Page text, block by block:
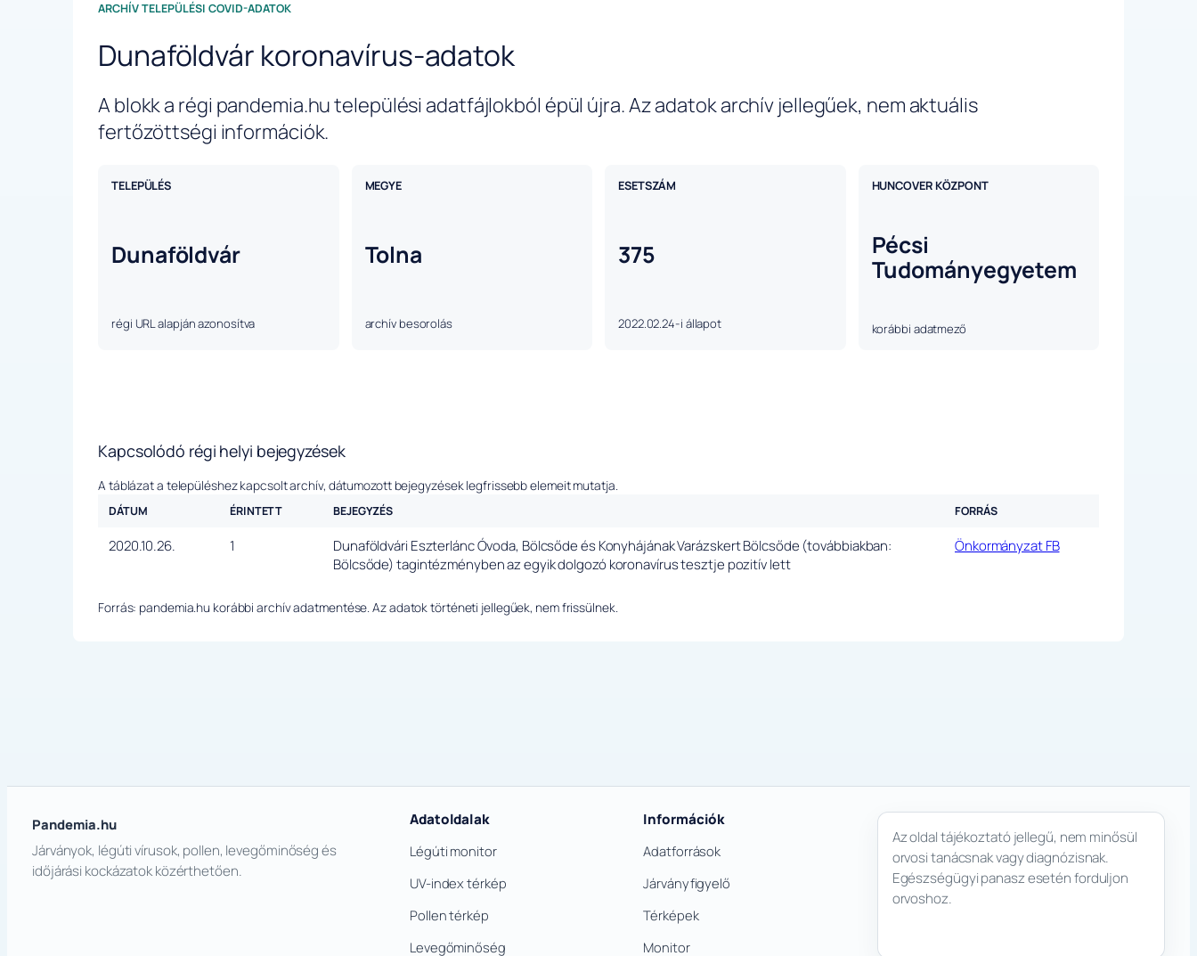
ARCHÍV TELEPÜLÉSI COVID-ADATOK
Dunaföldvár koronavírus-adatok
A blokk a régi pandemia.hu települési adatfájlokból épül újra. Az adatok archív jellegűek, nem aktuális
fertőzöttségi információk.
TELEPÜLÉS
Dunaföldvár
régi URL alapján azonosítva
MEGYE
Tolna
archív besorolás
ESETSZÁM
375
2022.02.24-i állapot
HUNCOVER KÖZPONT
Pécsi
Tudományegyetem
korábbi adatmező
Kapcsolódó régi helyi bejegyzések
A táblázat a településhez kapcsolt archív, dátumozott bejegyzések legfrissebb elemeit mutatja.
DÁTUM ÉRINTETT BEJEGYZÉS FORRÁS
2020.10.26. 1
Dunaföldvári Eszterlánc Óvoda, Bölcsőde és Konyhájának Varázskert Bölcsőde (továbbiakban:
Bölcsőde) tagintézményben az egyik dolgozó koronavírus tesztje pozitív lett
Önkormányzat FB
Forrás: pandemia.hu korábbi archív adatmentése. Az adatok történeti jellegűek, nem frissülnek.
Pandemia.hu
Járványok, légúti vírusok, pollen, levegőminőség és
időjárási kockázatok közérthetően.
Adatoldalak
Légúti monitor
UV-index térkép
Pollen térkép
Levegőminőség
Információk
Adatforrások
Járványfigyelő
Térképek
Monitor
Az oldal tájékoztató jellegű, nem minősül
orvosi tanácsnak vagy diagnózisnak.
Egészségügyi panasz esetén forduljon
orvoshoz.